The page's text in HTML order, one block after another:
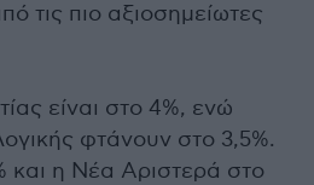
τις πιο αξιοσημείωτες
είναι στο 4%, ενώ
φτάνουν στο 3,5%.
και η Νέα Αριστερά στο